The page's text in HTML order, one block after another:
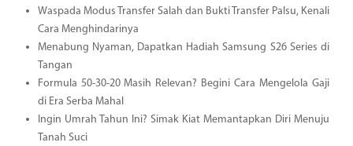
Waspada Modus Transfer Salah dan Bukti Transfer Palsu, Kenali
Cara Menghindarinya
Menabung Nyaman, Dapatkan Hadiah Samsung S26 Series di
Tangan
Formula 50-30-20 Masih Relevan? Begini Cara Mengelola Gaji
di Era Serba Mahal
Ingin Umrah Tahun Ini? Simak Kiat Memantapkan Diri Menuju
Tanah Suci